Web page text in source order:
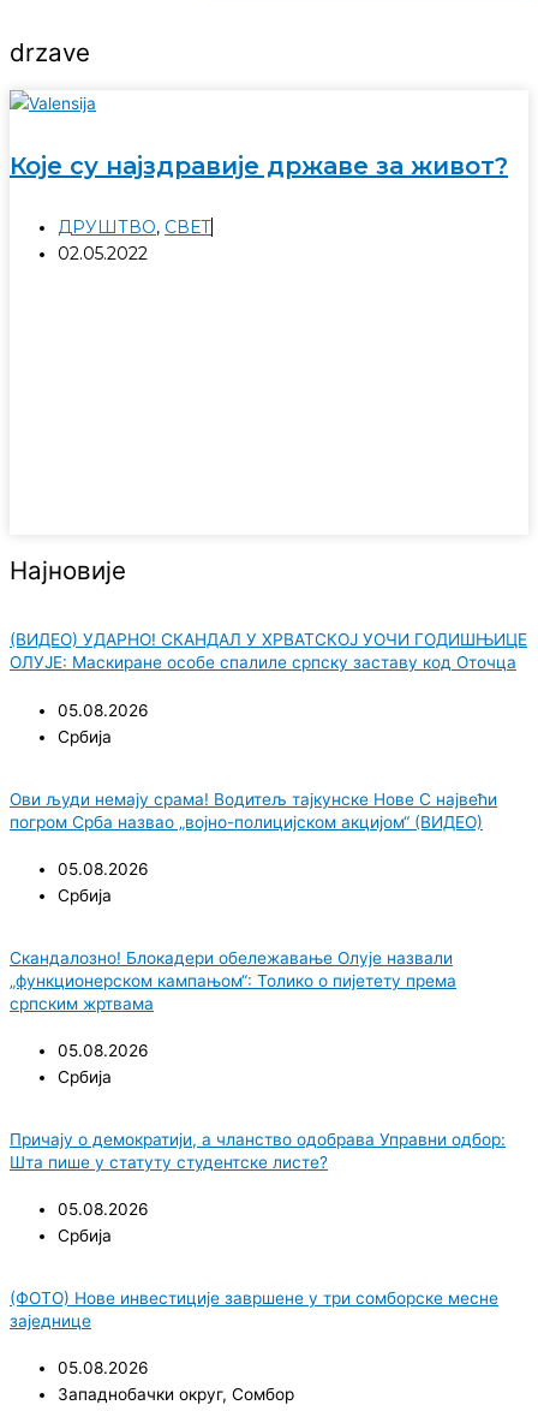
drzave
Које су најздравије државе за живот?
ДРУШТВО, СВЕТ
02.05.2022
Најновије
(ВИДЕО) УДАРНО! СКАНДАЛ У ХРВАТСКОЈ УОЧИ ГОДИШЊИЦЕ
ОЛУЈЕ: Маскиране особе спалиле српску заставу код Оточца
05.08.2026
Србија
Ови људи немају срама! Водитељ тајкунске Нове С највећи
погром Срба назвао „војно-полицијском акцијом“ (ВИДЕО)
05.08.2026
Србија
Скандалозно! Блокадери обележавање Олује назвали
„функционерском кампањом“: Толико о пијетету према
српским жртвама
05.08.2026
Србија
Причају о демократији, а чланство одобрава Управни одбор:
Шта пише у статуту студентске листе?
05.08.2026
Србија
(ФОТО) Нове инвестиције завршене у три сомборске месне
заједнице
05.08.2026
Западнобачки округ, Сомбор